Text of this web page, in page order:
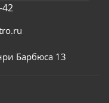
42
Барбюса 13